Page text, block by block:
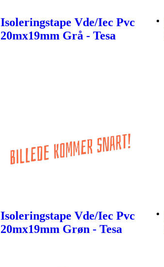
Isoleringstape Vde/Iec Pvc
20mx19mm Grå - Tesa
Isoleringstape Vde/Iec Pvc
20mx19mm Grøn - Tesa